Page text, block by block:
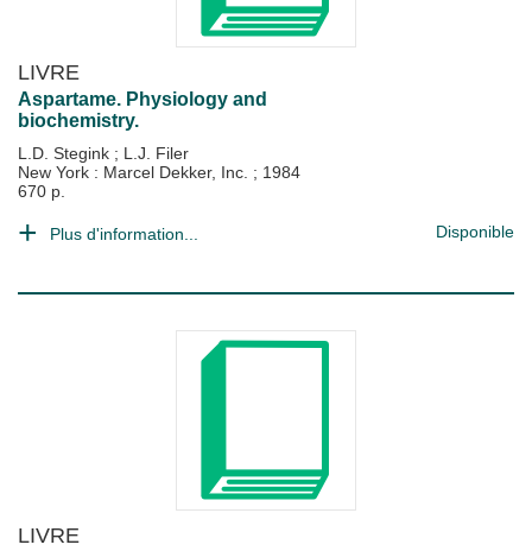
LIVRE
Aspartame. Physiology and
biochemistry.
L.D. Stegink ; L.J. Filer
New York : Marcel Dekker, Inc. ; 1984
670 p.
Plus d'information... Disponible
LIVRE